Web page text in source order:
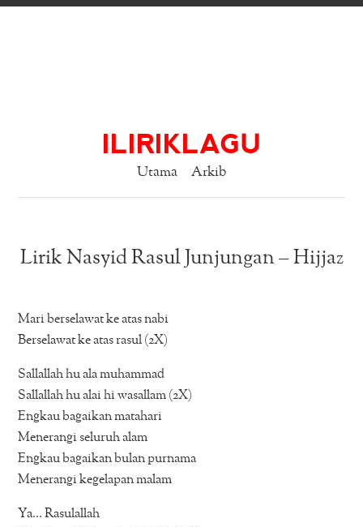
ILIRIKLAGU
Utama Arkib
Lirik Nasyid Rasul Junjungan – Hijjaz
Mari berselawat ke atas nabi
Berselawat ke atas rasul (2X)
Sallallah hu ala muhammad
Sallallah hu alai hi wasallam (2X)
Engkau bagaikan matahari
Menerangi seluruh alam
Engkau bagaikan bulan purnama
Menerangi kegelapan malam
Ya… Rasulallah